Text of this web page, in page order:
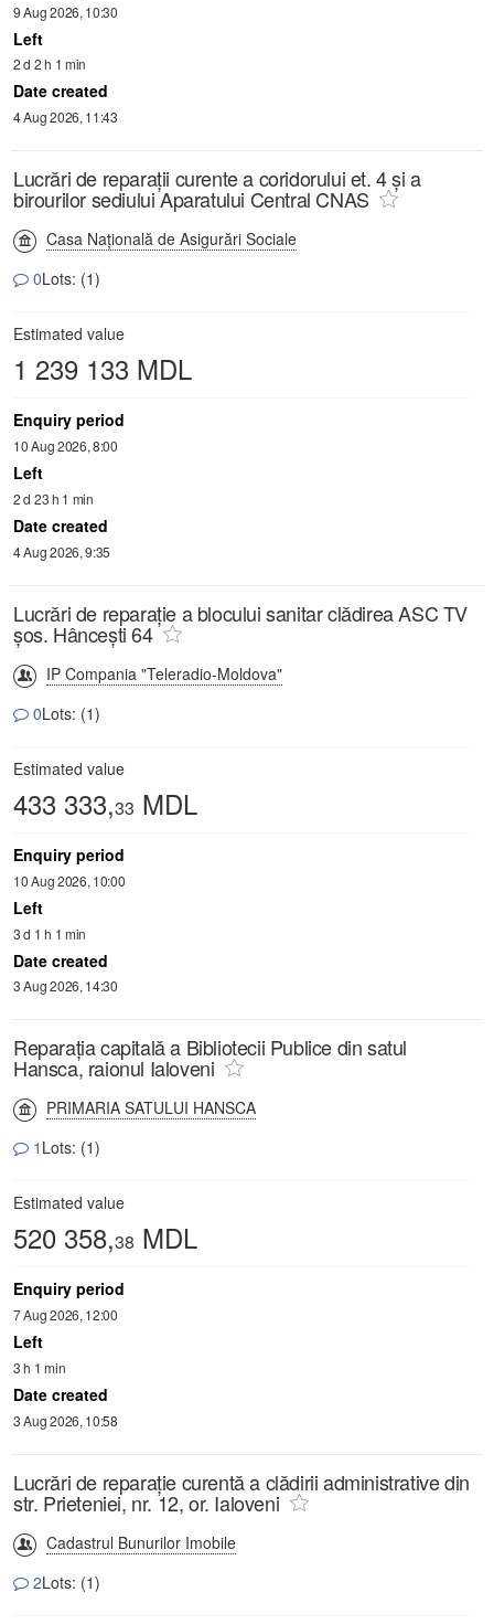
9 Aug 2026, 10:30
Left
2 d 2 h 1 min
Date created
4 Aug 2026, 11:43
Lucrări de reparații curente a coridorului et. 4 și a
birourilor sediului Aparatului Central CNAS
Casa Națională de Asigurări Sociale
0Lots: (1)
Estimated value
1 239 133 MDL
Enquiry period
10 Aug 2026, 8:00
Left
2 d 23 h 1 min
Date created
4 Aug 2026, 9:35
Lucrări de reparație a blocului sanitar clădirea ASC TV
șos. Hâncești 64
IP Compania "Teleradio-Moldova"
0Lots: (1)
Estimated value
433 333,33 MDL
Enquiry period
10 Aug 2026, 10:00
Left
3 d 1 h 1 min
Date created
3 Aug 2026, 14:30
Reparația capitală a Bibliotecii Publice din satul
Hansca, raionul Ialoveni
PRIMARIA SATULUI HANSCA
1 Lots: (1)
Estimated value
520 358,38 MDL
Enquiry period
7 Aug 2026, 12:00
Left
3 h 1 min
Date created
3 Aug 2026, 10:58
Lucrări de reparație curentă a clădirii administrative din
str. Prieteniei, nr. 12, or. Ialoveni
Cadastrul Bunurilor Imobile
2Lots: (1)